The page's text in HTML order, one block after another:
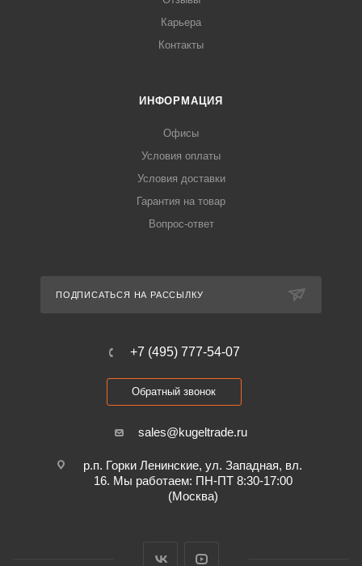
Карьера
Контакты
ИНФОРМАЦИЯ
Офисы
Условия оплаты
Условия доставки
Гарантия на товар
Вопрос-ответ
ПОДПИСАТЬСЯ НА РАССЫЛКУ
+7 (495) 777-54-07
Обратный звонок
sales@kugeltrade.ru
р.п. Горки Ленинские, ул. Западная, вл.
16. Мы работаем: ПН-ПТ 8:30-17:00
(Москва)